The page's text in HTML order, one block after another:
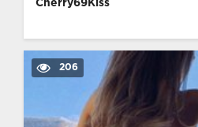
Cherry69Kiss
206